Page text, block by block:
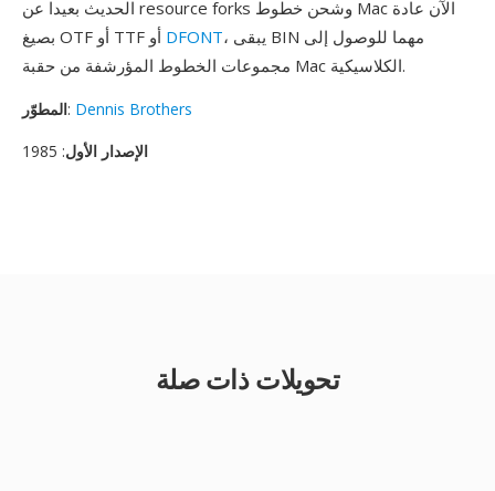
الحديث بعيدا عن resource forks وشحن خطوط Mac الآن عادة
DFONT، يبقى BIN مهما للوصول إلى
مجموعات الخطوط المؤرشفة من حقبة Mac الكلاسيكية.
المطوّر: Dennis Brothers
الإصدار الأول: 1985
تحويلات ذات صلة